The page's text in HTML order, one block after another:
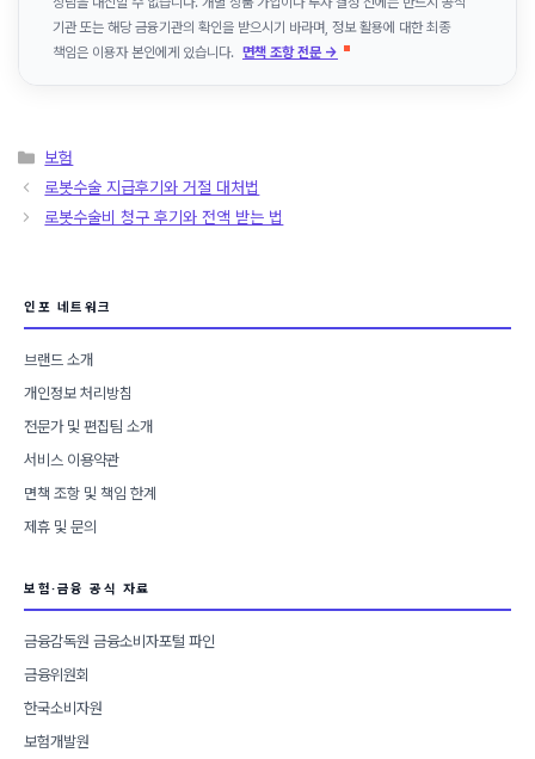
기관 또는 해당 금융기관의 확인을 받으시기 바라며, 정보 활용에 대한 최종
책임은 이용자 본인에게 있습니다. 면책 조항 전문 →
카
테
리
보험
로봇수술 지급후기와 거절 대처법
로봇수술비 청구 후기와 전액 받는 법
인포 네트워크
브랜드 소개
개인정보 처리방침
전문가 및 편집팀 소개
서비스 이용약관
면책 조항 및 책임 한계
제휴 및 문의
보험·금융 공식 자료
금융감독원 금융소비자포털 파인
금융위원회
한국소비자원
보험개발원